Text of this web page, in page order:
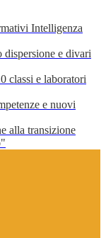
Intelligenza
e divari
classi e laboratori
e nuovi
alla transizione